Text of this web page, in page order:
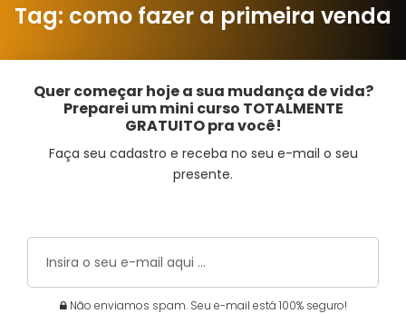
Tag: como fazer a primeira venda
Quer começar hoje a sua mudança de vida?
Preparei um mini curso TOTALMENTE
GRATUITO pra você!
Faça seu cadastro e receba no seu e-mail o seu
presente.
Não enviamos spam. Seu e-mail está 100% seguro!